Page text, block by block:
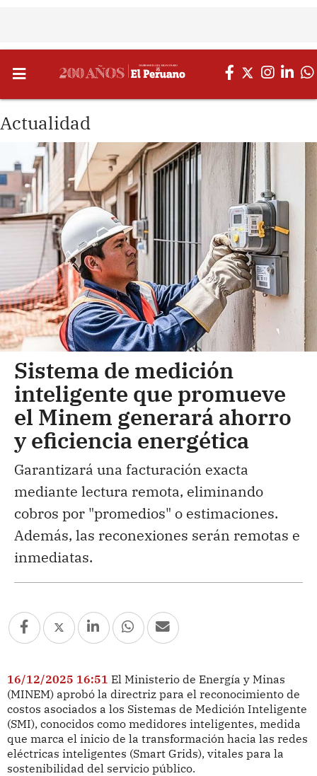
Actualidad
Sistema de medición
inteligente que promueve
el Minem generará ahorro
y eficiencia energética
Garantizará una facturación exacta
mediante lectura remota, eliminando
cobros por "promedios" o estimaciones.
Además, las reconexiones serán remotas e
inmediatas.
16/12/2025 16:51 El Ministerio de Energía y Minas
(MINEM) aprobó la directriz para el reconocimiento de
costos asociados a los Sistemas de Medición Inteligente
(SMI), conocidos como medidores inteligentes, medida
que marca el inicio de la transformación hacia las redes
eléctricas inteligentes (Smart Grids), vitales para la
sostenibilidad del servicio público.